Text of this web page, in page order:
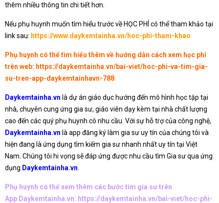
thêm nhiều thông tin chi tiết hơn.
Nếu phụ huynh muốn tìm hiểu trước về HỌC PHÍ có thể tham khảo tại
link sau: https://www.daykemtainha.vn/hoc-phi-tham-khao
Phụ huynh có thể tìm hiểu thêm về hướng dẫn cách xem học phí
trên web: https://daykemtainha.vn/bai-viet/hoc-phi-va-tim-gia-
su-tren-app-daykemtainhavn-788
Daykemtainha.vn là dự án giáo dục hướng đến mô hình học tập tại
nhà, chuyên cung ứng gia sư, giáo viên dạy kèm tại nhà chất lượng
cao đến các quý phụ huynh có nhu cầu. Với sự hỗ trợ của công nghệ,
Daykemtainha.vn là app đăng ký làm gia sư uy tín của chúng tôi và
hiện đang là ứng dụng tìm kiếm gia sư nhanh nhất uy tín tại Việt
Nam. Chúng tôi hi vọng sẽ đáp ứng được nhu cầu tìm Gia sư qua ứng
dụng Daykemtainha.vn
Phụ huynh có thể xem thêm các bước tìm gia sư trên
App Daykemtainha.vn: https://daykemtainha.vn/bai-viet/hoc-phi-